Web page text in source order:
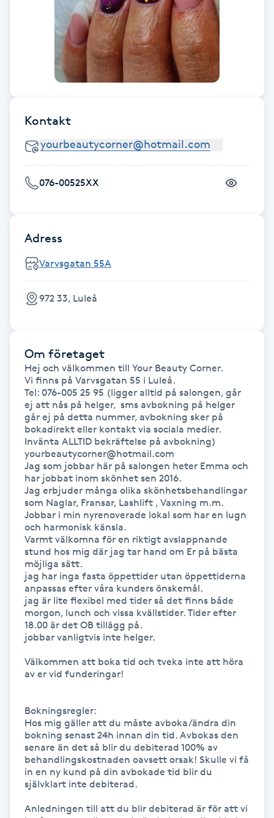
Gelenaglar
Gellack med förstärkning
Gravidyoga
Gruppträning
Gua Sha-massage
Hatha Yoga
Headspa
Healing
Herrklippning
HIFU
Hollywood Peel
Hot Stone Massage
Hot yoga
Hudföryngring
Huduppstramning
Hyaluronsyra
Hyperhidros
Kontakt
076-00525XX
Adress
Varvsgatan 55A
972 33, Luleå
Om företaget
Hej och välkommen till Your Beauty Corner.
Vi finns på Varvsgatan 55 i Luleå.
Tel: 076-005 25 95 (ligger alltid på salongen, går
ej att nås på helger,  sms avbokning på helger
går ej på detta nummer, avbokning sker på
bokadirekt eller kontakt via sociala medier.
Invänta ALLTID bekräftelse på avbokning)
yourbeautycorner@hotmail.com
Jag som jobbar här på salongen heter Emma och
har jobbat inom skönhet sen 2016.
Jag erbjuder många olika skönhetsbehandlingar
som Naglar, Fransar, Lashlift , Vaxning m.m.
Jobbar i min nyrenoverade lokal som har en lugn
och harmonisk känsla.
Varmt välkomna för en riktigt avslappnande
stund hos mig där jag tar hand om Er på bästa
möjliga sätt.
jag har inga fasta öppettider utan öppettiderna
anpassas efter våra kunders önskemål.
jag är lite flexibel med tider så det finns både
morgon, lunch och vissa kvällstider. Tider efter
18.00 är det OB tillägg på.
jobbar vanligtvis inte helger.
Välkommen att boka tid och tveka inte att höra
av er vid funderingar!
Bokningsregler:
Hos mig gäller att du måste avboka/ändra din
bokning senast 24h innan din tid. Avbokas den
senare än det så blir du debiterad 100% av
behandlingskostnaden oavsett orsak! Skulle vi få
in en ny kund på din avbokade tid blir du
självklart inte debiterad.
Anledningen till att du blir debiterad är för att vi